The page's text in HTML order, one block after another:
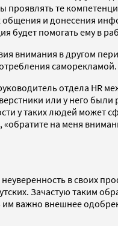
проявлять те
и донесения
будет помогать ему в
внимания в другом
саморекламой.
отдела HR
или у него
у таких людей может
на меня
в своих
Зачастую таким
им важно внешнее